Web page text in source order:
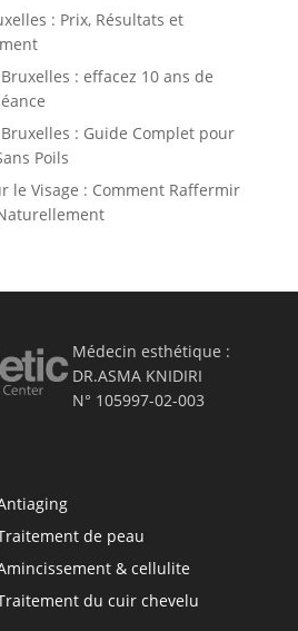
: Prix, Résultats et
: effacez 10 ans de
: Guide Complet pour
Poils
le Visage : Comment Raffermir
Médecin esthétique :
DR.ASMA KNIDIRI
N° 105997-02-003
de peau
& cellulite
du cuir chevelu